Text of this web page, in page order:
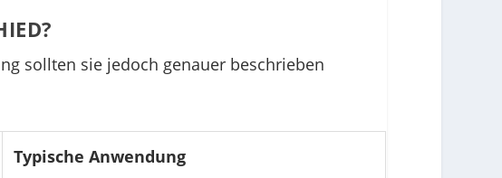
sollten sie jedoch genauer beschrieben
Typische Anwendung